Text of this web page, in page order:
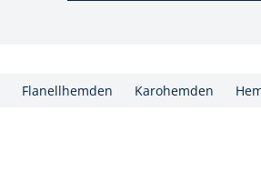
Flanellhemden Karohemden